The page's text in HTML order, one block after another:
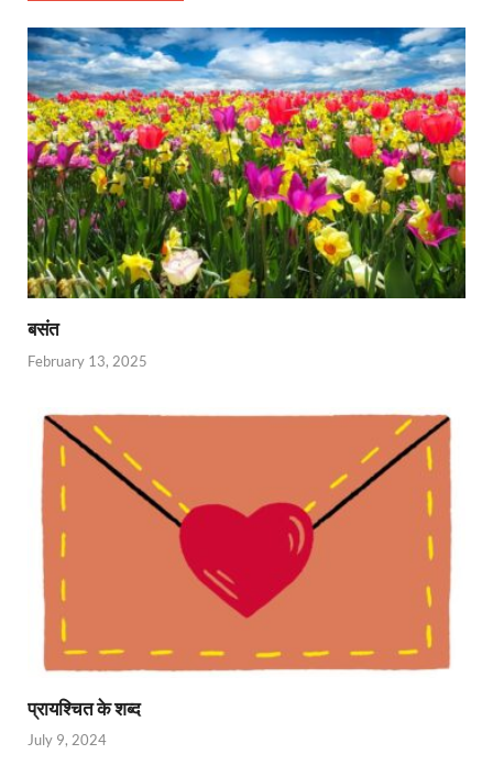
बसंत
February 13, 2025
प्रायश्चित के शब्द
July 9, 2024